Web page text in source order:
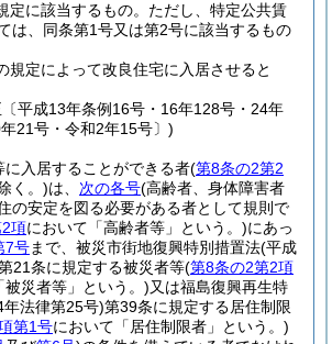
定に該当するもの。 ただし、特定公共賃
は、同条第1号又は第2号に該当するもの
規定によって改良住宅に入居させると
平成13年条例16号・16年128号・24年
21号・令和2年15号〕)
に入居することができる者(第8条の2第2
く。)は、 次の各号(高齢者、身体障害者
の安定を図る必要がある者として規則で
項において「高齢者等」という。)にあっ
7号まで、被災市街地復興特別措置法(平成
21条に規定する被災者等(第8条の2第2項
被災者等」という。)又は福島復興再生特
年法律第25号)第39条に規定する居住制限
第1号において「居住制限者」という。)